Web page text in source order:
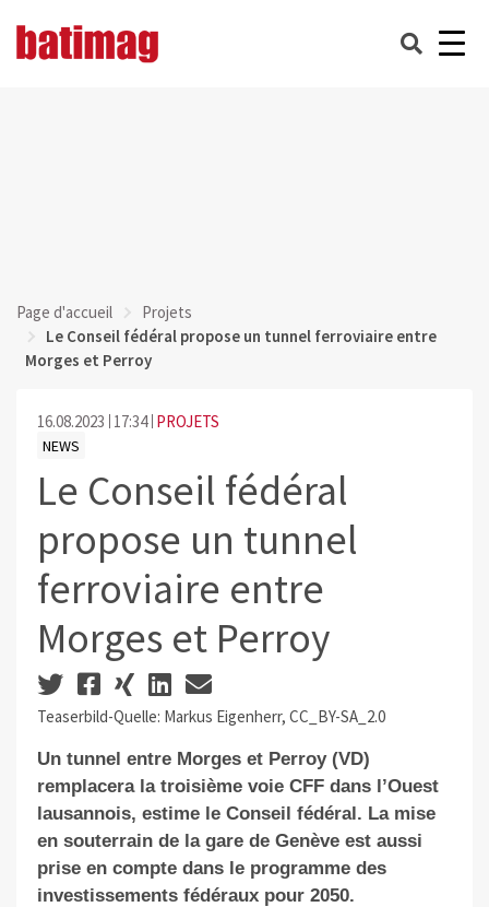
Page d'accueil
Projets
Le Conseil fédéral propose un tunnel ferroviaire entre
Morges et Perroy
16.08.2023 17:34 PROJETS
NEWS
Le Conseil fédéral
propose un tunnel
ferroviaire entre
Morges et Perroy
Teaserbild-Quelle: Markus Eigenherr, CC_BY-SA_2.0
Un tunnel entre Morges et Perroy (VD)
remplacera la troisième voie CFF dans l’Ouest
lausannois, estime le Conseil fédéral. La mise
en souterrain de la gare de Genève est aussi
prise en compte dans le programme des
investissements fédéraux pour 2050.